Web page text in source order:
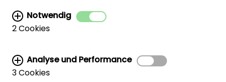
Notwendig
2 Cookies
Analyse und Performance
3 Cookies